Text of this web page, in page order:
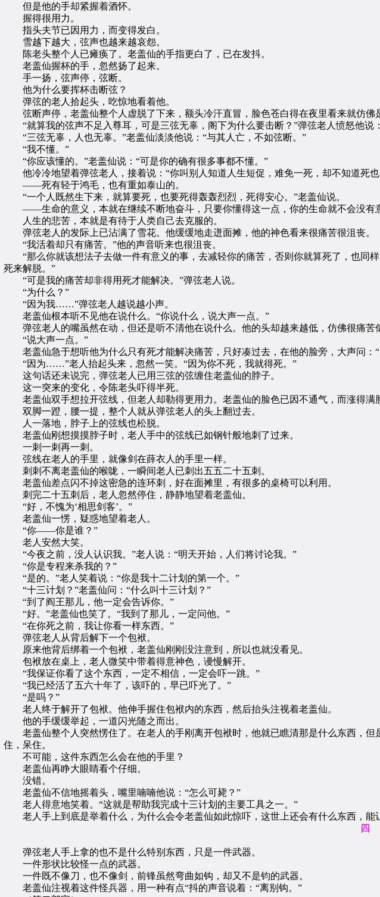
但是他的手却紧握着酒怀。
握得很用力。
指头夫节已因用力，而变得发白。
雪越下越大，弦声也越来越哀怨。
陈老头整个人已瘫痪了。老盖仙的手指更白了，已在发抖。
老盖仙握杯的手，忽然扬了起来。
手一扬，弦声停，弦断。
他为什么要挥杯击断弦？
弹弦的老人拾起头，吃惊地看着他。
弦断声停，老盖仙整个人虚脱了下来，额头冷汗直冒，脸色苍白得在夜里看来就仿佛
“就算我的弦声不足入尊耳，可是三弦无辜，阁下为什么要击断？”弹弦老人愤怒他说
“三弦无辜，人也无辜。”老盖仙淡淡他说：“与其人亡，不如弦断。”
“我不懂。”
“你应该懂的。”老盖仙说：“可是你的确有很多事都不懂。”
他冷冷地望着弹弦老人，接着说：“你叫别人知道人生短促，难免一死，却不知道死也
——死有轻于鸿毛，也有重如泰山的。
“一个人既然生下来，就算要死，也要死得轰轰烈烈，死得安心。”老盖仙说。
——生命的意义，本就在继续不断地奋斗，只要你懂得这一点，你的生命就不会没有
人生的悲苦，本就是有待于人类自己去克服的。
弹弦老人的发际上已沾满了雪花。他缓缓地走迸面摊，他的神色看来很痛苦很沮丧。
“我活着却只有痛苦。”他的声音听来也很沮丧。
“那么你就该想法子去做一件有意义的事，去减轻你的痛苦，否则你就算死了，也同
死来解脱。”
“可是我的痛苦却非得用死才能解决。”弹弦老人说。
“为什么？”
“因为我……”弹弦老人越说越小声。
老盖仙根本听不见他在说什么。“你说什么，说大声一点。”
弹弦老人的嘴虽然在动，但还是听不清他在说什么。他的头却越来越低，仿佛很痛苦
“说大声一点。”
老盖仙急于想听他为什么只有死才能解决痛苦，只好凑过去，在他的脸旁，大声问：
“因为……”老人抬起头来，忽然一笑。“因为你不死，我就得死。”
这句话还未说完，弹弦老人已用三弦的弦缠住老盖仙的脖子。
这一突来的变化，令陈老头吓得半死。
老盖仙双手想拉开弦线，但老人却勒得更用力。老盖仙的脸色已因不通气，而涨得满
双脚一蹬，腰一提，整个人就从弹弦老人的头上翻过去。
人一落地，脖子上的弦线也松脱。
老盖仙刚想摸摸脖子时，老人手中的弦线已如钢针般地刺了过来。
一刺一刺再一刺。
弦线在老人的手里，就像剑在薛衣人的手里一样。
刺刺不离老盖仙的喉咙，一瞬间老人已刺出五五二十五刺。
老盖仙差点闪不掉这密急的连环刺，好在面摊里，有很多的桌椅可以利用。
刺完二十五刺后，老人忽然停住，静静地望着老盖仙。
“好，不愧为‘相思剑客’。”
老盖仙一愣，疑惑地望着老人。
“你——你是谁？”
老人安然大笑。
“今夜之前，没人认识我。”老人说：“明天开始，人们将讨论我。”
“你是专程来杀我的？”
“是的。”老人笑着说：“你是我十二计划的第一个。”
“十三计划？”老盖仙问：“什么叫十三计划？”
“到了阎王那儿，他一定会告诉你。”
“好。”老盖仙也笑了。“我到了那儿，一定问他。”
“在你死之前，我让你看一样东西。”
弹弦老人从背后解下一个包袱。
原来他背后绑着一个包袱，老盖仙刚刚没注意到，所以也就没看见。
包袱放在桌上，老人微笑中带着得意神色，谩慢解开。
“我保证你看了这个东西，一定不相信，一定会吓一跳。”
“我已经活了五六十年了，该吓的，早已吓光了。”
“是吗？”
老人终于解开了包袱。他伸手握住包袱内的东西，然后抬头注视着老盖仙。
他的手缓缓举起，一道闪光随之而出。
老盖仙整个人突然愣住了。在老人的手刚离开包袱时，他就已瞧清那是什么东西，但
住，呆住。
不可能，这件东西怎么会在他的手里？
老盖仙再睁大眼睛看个仔细。
没错。
老盖仙不信地摇着头，嘴里喃喃他说：“怎么可毙？”
老人得意地笑着。“这就是帮助我完成十三计划的主要工具之一。”
老人手上到底是举着什么，为什么会令老盖仙如此惊吓，这世上还会有什么东西，能
四
弹弦老人手上拿的也不是什么特别东西，只是一件武器。
一件形状比较怪一点的武器。
一件既不像刀，也不像剑，前锋虽然弯曲如钩，却又不是钧的武器。
老盖仙注视着这件怪兵器，用一种有点“抖的声音说着：“离别钩。”